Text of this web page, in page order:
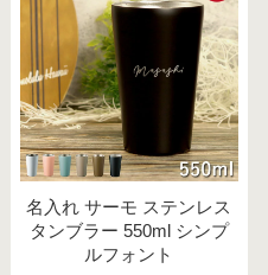
名入れ サーモ ステンレス
タンブラー 550ml シンプ
ルフォント